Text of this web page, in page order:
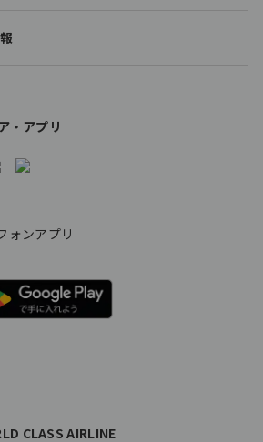
・アプリ
ォンアプリ
CLASS AIRLINE